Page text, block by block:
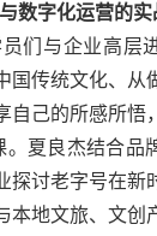
数字化运营的实
们与企业高层
国传统文化、从
自己的所感所悟
。夏良杰结合品
探讨老字号在新
本地文旅、文创